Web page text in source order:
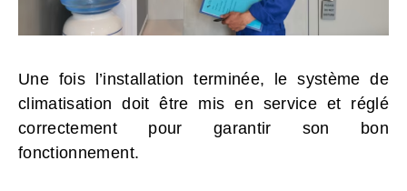
Une fois l’installation terminée, le système de
climatisation doit être mis en service et réglé
correctement pour garantir son bon
fonctionnement.